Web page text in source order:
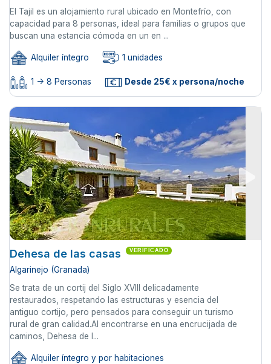
El Tajil es un alojamiento rural ubicado en Montefrío, con
capacidad para 8 personas, ideal para familias o grupos que
buscan una estancia cómoda en un en ...
Alquiler íntegro 1 unidades
1 -> 8 Personas Desde 25€ x persona/noche
Dehesa de las casas VERIFICADO
Algarinejo (Granada)
Se trata de un cortij del Siglo XVIII delicadamente
restaurados, respetando las estructuras y esencia del
antiguo cortijo, pero pensados para conseguir un turismo
rural de gran calidad.Al encontrarse en una encrucijada de
caminos, Dehesa de l...
Alquiler íntegro y por habitaciones